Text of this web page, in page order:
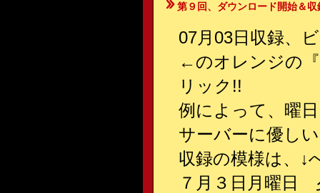
第９回、ダウンロード開始＆収
07月03日収録、
←のオレンジの
リック!!
例によって、曜
サーバーに優し
収録の模様は、
↓
７月３日月曜日